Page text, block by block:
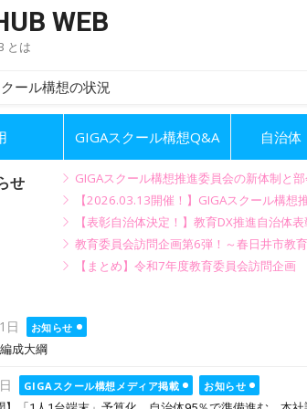
WEB
とは
ール構想の状況
GIGAスクール構想Q&A 自治体
せ
GIGAスクール構想推進委員会の新体制と
【2026.03.13開催！】GIGAスクール構想
【表彰自治体決定！】教育DX推進自治体
教育委員会訪問企画第6弾！～春日井市教
【まとめ】令和7年度教育委員会訪問企画
日
お知らせ
成大綱
GIGAスクール構想メディア掲載
お知らせ